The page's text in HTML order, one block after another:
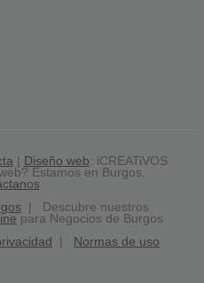
| Diseño web: iCREATiVOS
Estamos en Burgos,
| Descubre nuestros
para Negocios de Burgos
Normas de uso